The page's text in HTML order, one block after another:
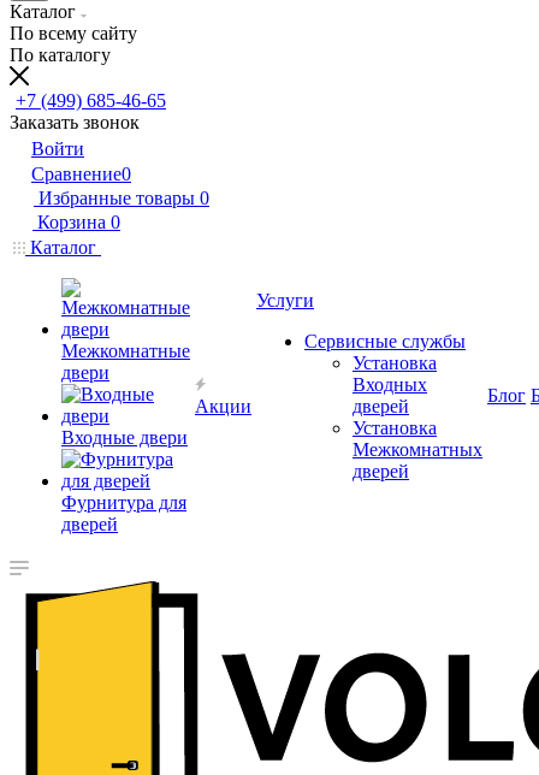
Каталог
По всему сайту
По каталогу
+7 (499) 685-46-65
Заказать звонок
Войти
Сравнение0
Избранные товары 0
Корзина 0
Каталог
Межкомнатные
двери
Входные двери
Фурнитура для
дверей
Акции
Услуги
Сервисные службы
Установка
Входных
дверей
Установка
Межкомнатных
дверей
Блог